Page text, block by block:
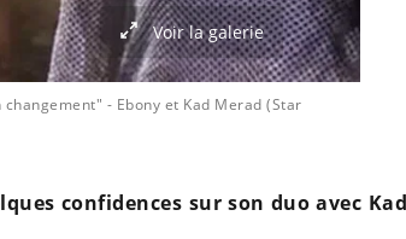
changement" - Ebony et Kad Merad (Star
Voir la galerie
confidences sur son duo avec Kad